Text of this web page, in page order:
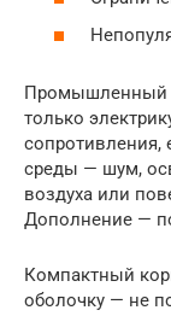
Промышленный
только
сопротивления,
среды — шум,
воздуха или
Дополнение —
Компактный
оболочку — не